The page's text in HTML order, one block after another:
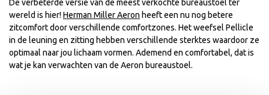
De verbeterde versie van de meest verkochte bureaustoel ter
wereld is hier!Herman Miller Aeron heeft een nu nog betere
zitcomfort door verschillende comfortzones. Het weefsel Pellicle
in de leuning en zitting hebben verschillende sterktes waardoor ze
optimaal naar jou lichaam vormen. Ademend en comfortabel, dat is
wat je kan verwachten van de Aeron bureaustoel.